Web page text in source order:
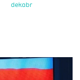
dekabr